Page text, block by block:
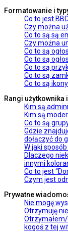
Formatowanie i
Co to jest
Czy można
Co to są są
Czy można
Co to są
Co to są
Co to są
Co to są
Co to są
Rangi użytkownika
Kim są
Kim są
Co to są
Gdzie
dołączyć do
W jaki
Dlaczego
innymi
Co to jest
Czym jest
Prywatne
Nie mogę
Otrzymuję
kogoś z tej